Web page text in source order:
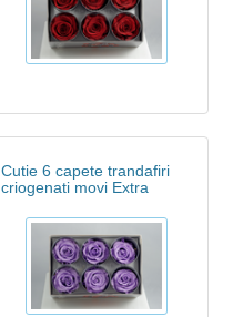
Cutie 6 capete trandafiri
criogenati movi Extra